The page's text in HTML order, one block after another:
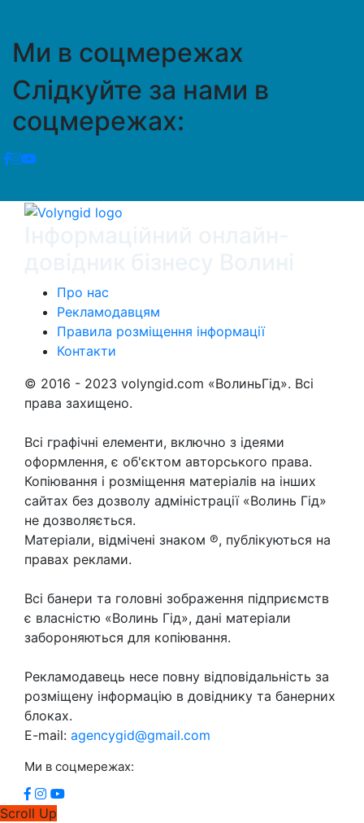
Ми в соцмережах
Слідкуйте за нами в
соцмережах:
Про нас
Рекламодавцям
Правила розміщення інформації
Контакти
© 2016 - 2023 volyngid.com «ВолиньГід». Всі
права захищено.
Всі графічні елементи, включно з ідеями
оформлення, є об'єктом авторського права.
Копіювання і розміщення матеріалів на інших
сайтах без дозволу адміністрації «Волинь Гід»
не дозволяється.
Матеріали, відмічені знаком ℗, публікуються на
правах реклами.
Всі банери та головні зображення підприємств
є власністю «Волинь Гід», дані матеріали
забороняються для копіювання.
Рекламодавець несе повну відповідальність за
розміщену інформацію в довіднику та банерних
блоках.
E-mail: agencygid@gmail.com
Ми в соцмережах:
Scroll Up